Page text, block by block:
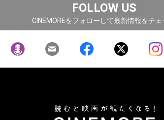
FOLLOW US
CINEMOREをフォローして最新情報をチェ